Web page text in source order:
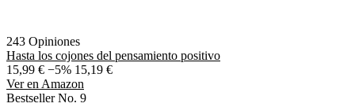
243 Opiniones
Hasta los cojones del pensamiento positivo
15,99 € −5% 15,19 €
Ver en Amazon
Bestseller No. 9